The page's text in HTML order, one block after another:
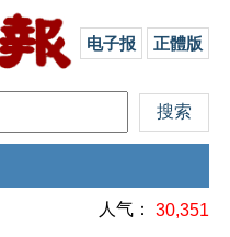
电子报 正體版
人气： 30,351